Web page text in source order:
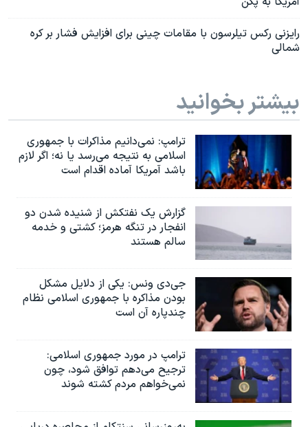
رایزنی رکس تیلرسون با مقامات چینی برای افزایش فشار بر کره
شمالی
بیشتر بخوانید
ترامپ: نمی‌دانیم مذاکرات با جمهوری
اسلامی به نتیجه می‌رسد یا نه؛ اگر لازم
باشد آمریکا آماده اقدام است
گزارش یک نفتکش از شنیده شدن دو
انفجار در تنگه هرمز؛ کشتی و خدمه
سالم هستند
جی‌دی ونس: یکی از دلایل مشکل
بودن مذاکره با جمهوری اسلامی نظام
چندپاره آن است
ترامپ در مورد جمهوری اسلامی:
ترجیح می‌دهم توافق شود، چون
نمی‌خواهم مردم کشته شوند